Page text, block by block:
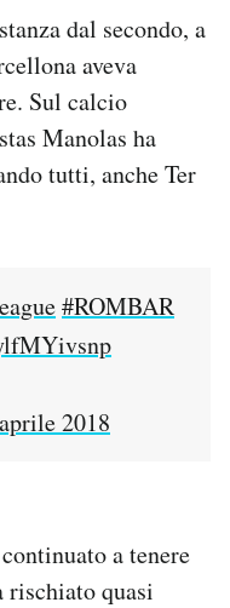
dal secondo, a
aveva
Sul calcio
Manolas ha
tutti, anche Ter
#ROMBAR
2018
a tenere
rischiato quasi